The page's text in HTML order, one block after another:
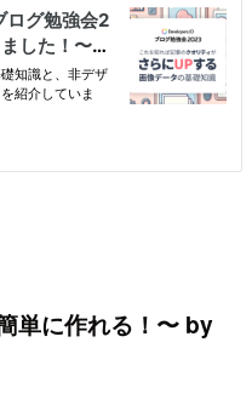
単に作れる！〜 by